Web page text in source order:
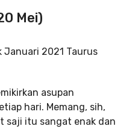
Mei)
asupan
hari. Memang, sih,
saji itu sangat enak dan